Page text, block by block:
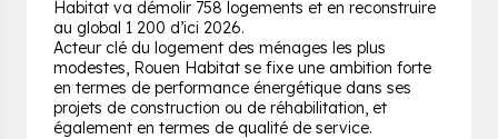
Habitat va démolir 758 logements et en reconstruire
au global 1 200 d’ici 2026.
Acteur clé du logement des ménages les plus
modestes, Rouen Habitat se fixe une ambition forte
en termes de performance énergétique dans ses
projets de construction ou de réhabilitation, et
également en termes de qualité de service.